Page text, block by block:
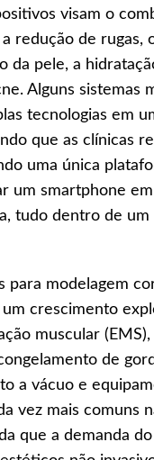
visam o
redução de rugas,
da pele, a
Alguns sistemas
tecnologias em
que as clínicas
uma única
um smartphone
tudo dentro de um
para modelagem
crescimento
muscular
de
a vácuo e
vez mais comuns
que a demanda